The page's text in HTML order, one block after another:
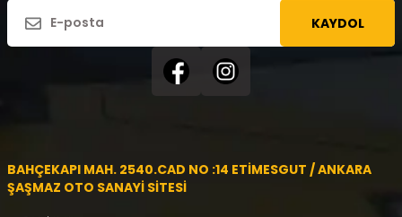
KAYDOL
BAHÇEKAPI MAH. 2540.CAD NO :14 ETİMESGUT / ANKARA
ŞAŞMAZ OTO SANAYİ SİTESİ